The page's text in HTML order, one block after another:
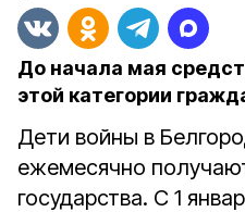
До начала мая
этой категории
Дети войны в
ежемесячно
государства. С 1